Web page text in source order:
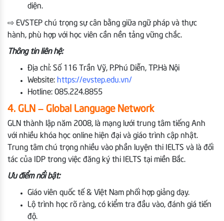
diện.
⇨ EVSTEP chú trọng sự cân bằng giữa ngữ pháp và thực
hành, phù hợp với học viên cần nền tảng vững chắc.
Thông tin liên hệ:
Địa chỉ: Số 116 Trần Vỹ, P.Phú Diễn, TP.Hà Nội
Website: https://evstep.edu.vn/
Hotline: 085.224.8855
4. GLN – Global Language Network
GLN thành lập năm 2008, là mạng lưới trung tâm tiếng Anh
với nhiều khóa học online hiện đại và giáo trình cập nhật.
Trung tâm chú trọng nhiều vào phần luyện thi IELTS và là đối
tác của IDP trong việc đăng ký thi IELTS tại miền Bắc.
Ưu điểm nổi bật:
Giáo viên quốc tế & Việt Nam phối hợp giảng dạy.
Lộ trình học rõ ràng, có kiểm tra đầu vào, đánh giá tiến
độ.